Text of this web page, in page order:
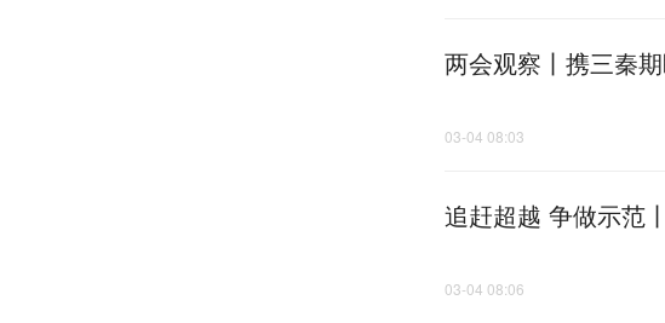
两会观察丨携三秦
03-04 08:03
追赶超越 争做示范
03-04 08:06